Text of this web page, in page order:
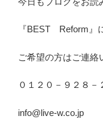
『BEST Reform』
ご希望の方はご連絡
０１２０－９２８－
info@live-w.co.jp